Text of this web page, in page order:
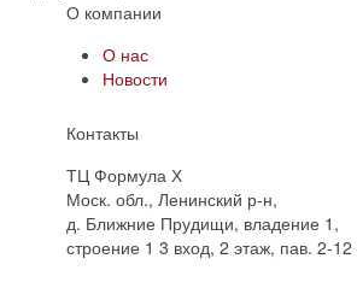
О компании
О нас
Новости
Контакты
ТЦ Формула Х
Моск. обл., Ленинский р-н,
д. Ближние Прудищи, владение 1,
строение 1 3 вход, 2 этаж, пав. 2-12